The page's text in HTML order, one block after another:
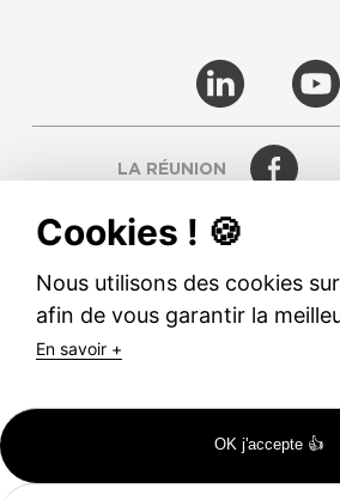
LA RÉUNION
CGV
Cookies ! 🍪
Nous utilisons des cookies
afin de vous garantir la
En savoir +
OK j'accepte 👍